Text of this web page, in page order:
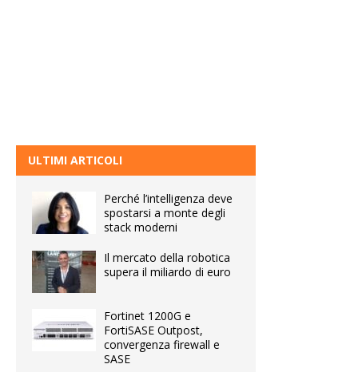
ULTIMI ARTICOLI
Perché l’intelligenza deve
spostarsi a monte degli
stack moderni
Il mercato della robotica
supera il miliardo di euro
Fortinet 1200G e
FortiSASE Outpost,
convergenza firewall e
SASE